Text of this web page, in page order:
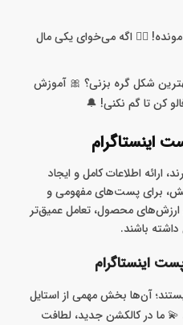
مونده! 🏃‍♀️ اگه می‌خوای یکی مال
شکل گره بزنی؟ 🎀 آموزش
کن تا گم نکنی! 🔔
اینستاگرام
ارائه اطلاعات کامل و ایجاد
برای پست‌های مفهومی و
ارزش‌های محصول، تعامل عمیق‌تر
باشند.
آن‌ها بخش مهمی از استایل
ما در کالکشن جدید، لطافت